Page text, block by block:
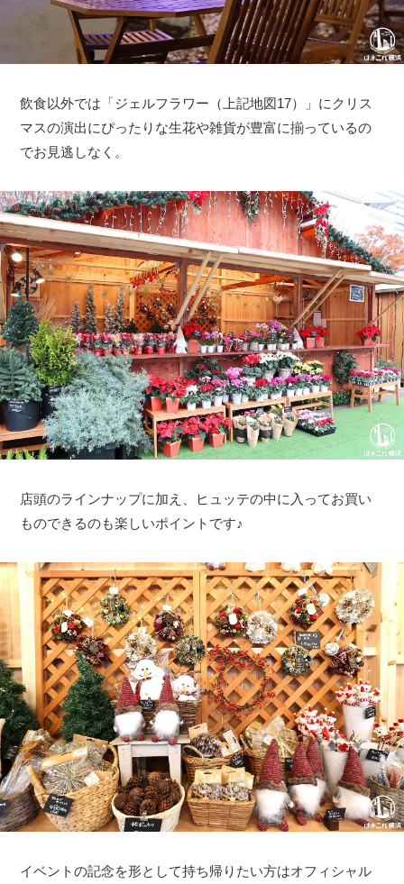
飲食以外では「ジェルフラワー（上記地図17）」にクリス
マスの演出にぴったりな生花や雑貨が豊富に揃っているの
でお見逃しなく。
店頭のラインナップに加え、ヒュッテの中に入ってお買い
ものできるのも楽しいポイントです♪
イベントの記念を形として持ち帰りたい方はオフィシャル